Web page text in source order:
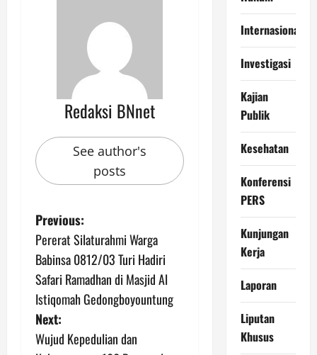
Redaksi BNnet
See author's
posts
P
o
s
t
n
Previous:
Pererat Silaturahmi Warga
Babinsa 0812/03 Turi Hadiri
Safari Ramadhan di Masjid Al
Istiqomah Gedongboyountung
Next:
Wujud Kepedulian dan
Internasional
Investigasi
Kajian
Publik
Kesehatan
Konferensi
PERS
Kunjungan
Kerja
Laporan
Liputan
Khusus